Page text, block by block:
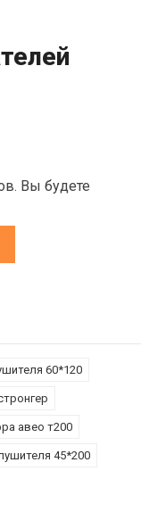
Вы будете
60*120
авео т200
45*200